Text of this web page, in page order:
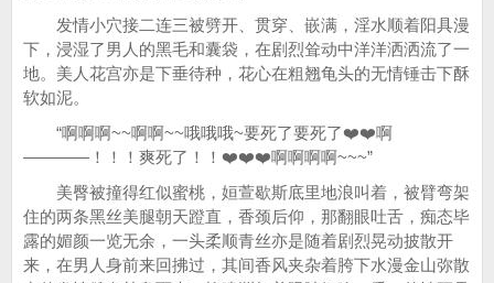
发情小穴接二连三被劈开、贯穿、嵌满，淫水顺着阳具漫
下，浸湿了男人的黑毛和囊袋，在剧烈耸动中洋洋洒洒流了一
地。美人花宫亦是下垂待种，花心在粗翘龟头的无情锤击下酥
软如泥。
“啊啊啊~~啊啊~~哦哦哦~要死了要死了❤️❤️啊
————！！！爽死了！！❤️❤️❤️啊啊啊啊~~~”
美臀被撞得红似蜜桃，姮萱歇斯底里地浪叫着，被臂弯架
住的两条黑丝美腿朝天蹬直，香颈后仰，那翻眼吐舌，痴态毕
露的媚颜一览无余，一头柔顺青丝亦是随着剧烈晃动披散开
来，在男人身前来回拂过，其间香风夹杂着胯下水漫金山弥散